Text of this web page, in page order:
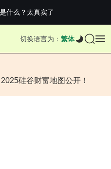
满贯对上全满亚，德约...
》正式上线，官...
什么？太真实了
切换语言为： 繁体
硅谷财富地图公开！